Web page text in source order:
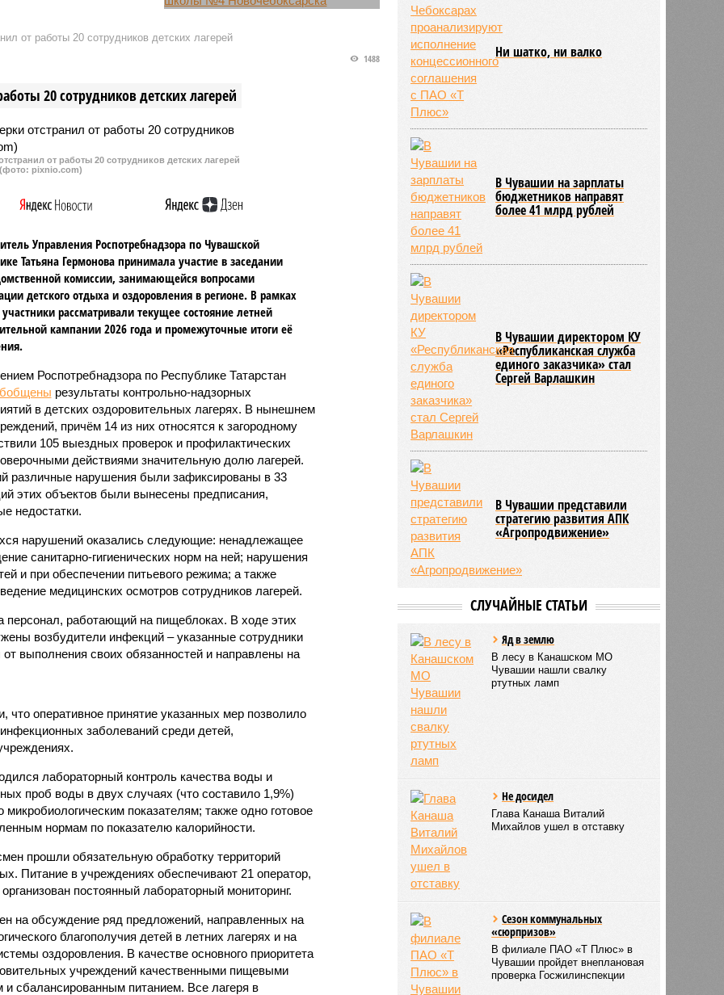
медсестру, по вине
Следкома
много жалоб на
помощи и
меры.
В Чувашии возбудили уголовное
обращения за медицинской
помощью учеников и педагогов
столовой образовательного
от работы 20 сотрудников детских лагерей
20 сотрудников детских лагерей
1488
от работы 20 сотрудников детских лагерей
(фото: pixnio.com)
Управления Роспотребнадзора по Чувашской
Татьяна Гермонова принимала участие в заседании
комиссии, занимающейся вопросами
детского отдыха и оздоровления в регионе. В рамках
рассматривали текущее состояние летней
кампании 2026 года и промежуточные итоги её
Роспотребнадзора по Республике Татарстан
результаты контрольно-надзорных
в детских оздоровительных лагерях. В нынешнем
причём 14 из них относятся к загородному
105 выездных проверок и профилактических
действиями значительную долю лагерей.
различные нарушения были зафиксированы в 33
этих объектов были вынесены предписания,
недостатки.
нарушений оказались следующие: ненадлежащее
санитарно-гигиенических норм на ней; нарушения
и при обеспечении питьевого режима; а также
медицинских осмотров сотрудников лагерей.
работающий на пищеблоках. В ходе этих
возбудители инфекций – указанные сотрудники
выполнения своих обязанностей и направлены на
что оперативное принятие указанных мер позволило
заболеваний среди детей,
лабораторный контроль качества воды и
проб воды в двух случаях (что составило 1,9%)
показателям; также одно готовое
нормам по показателю калорийности.
прошли обязательную обработку территорий
Питание в учреждениях обеспечивают 21 оператор,
постоянный лабораторный мониторинг.
на обсуждение ряд предложений, направленных на
благополучия детей в летних лагерях и на
оздоровления. В качестве основного приоритета
учреждений качественными пищевыми
сбалансированным питанием. Все лагеря в
Ни шатко, ни валко
В Чувашии на зарплаты
бюджетников направят
более 41 млрд рублей
В Чувашии директором КУ
«Республиканская служба
единого заказчика» стал
Сергей Варлашкин
В Чувашии представили
стратегию развития АПК
«Агропродвижение»
СЛУЧАЙНЫЕ СТАТЬИ
Яд в землю
В лесу в Канашском МО
Чувашии нашли свалку
ртутных ламп
Не досидел
Глава Канаша Виталий
Михайлов ушел в отставку
Сезон коммунальных
«сюрпризов»
В филиале ПАО «Т Плюс» в
Чувашии пройдет внеплановая
проверка Госжилинспекции